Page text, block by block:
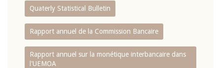
Quaterly Statistical Bulletin
Rapport annuel de la Commission Bancaire
Rapport annuel sur la monétique interbancaire dans
l'UEMOA